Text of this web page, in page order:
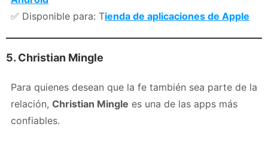
✅ Disponible para: Tienda de aplicaciones de Apple
5. Christian Mingle
Para quienes desean que la fe también sea parte de la
relación, Christian Mingle es una de las apps más
confiables.